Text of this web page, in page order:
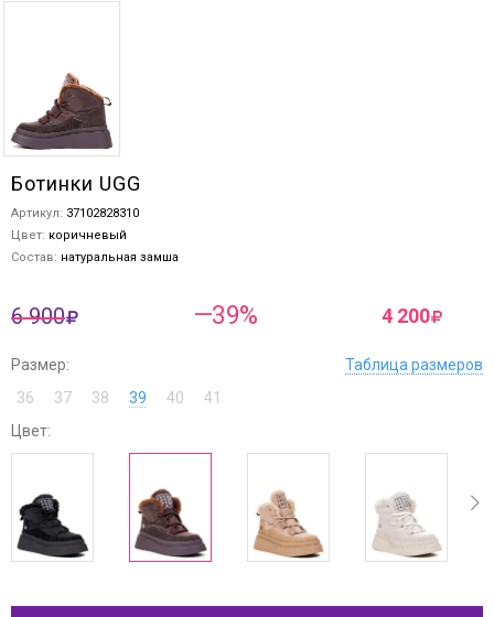
Ботинки UGG
Артикул: 37102828310
Цвет: коричневый
Состав: натуральная замша
6 900 —39% 4 200
Размер:
Таблица размеров
36
37 38 39 40
41
Цвет: